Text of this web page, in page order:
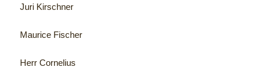
Juri Kirschner
Maurice Fischer
Herr Cornelius